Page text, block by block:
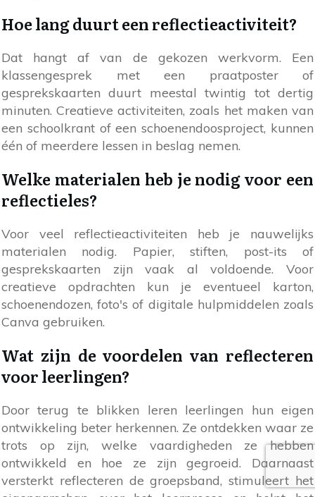
Hoe lang duurt een reflectieactiviteit?
Dat hangt af van de gekozen werkvorm. Een
klassengesprek met een praatposter of
gesprekskaarten duurt meestal twintig tot dertig
minuten. Creatieve activiteiten, zoals het maken van
een schoolkrant of een schoenendoosproject, kunnen
één of meerdere lessen in beslag nemen.
Welke materialen heb je nodig voor een
reflectieles?
Voor veel reflectieactiviteiten heb je nauwelijks
materialen nodig. Papier, stiften, post-its of
gesprekskaarten zijn vaak al voldoende. Voor
creatieve opdrachten kun je eventueel karton,
schoenendozen, foto's of digitale hulpmiddelen zoals
Canva gebruiken.
Wat zijn de voordelen van reflecteren
voor leerlingen?
Door terug te blikken leren leerlingen hun eigen
ontwikkeling beter herkennen. Ze ontdekken waar ze
trots op zijn, welke vaardigheden ze hebben
ontwikkeld en hoe ze zijn gegroeid. Daarnaast
versterkt reflecteren de groepsband, stimuleert het